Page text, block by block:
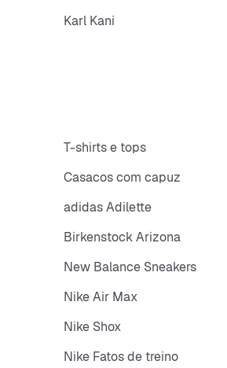
Karl Kani
T-shirts e tops
Casacos com capuz
adidas Adilette
Birkenstock Arizona
New Balance Sneakers
Nike Air Max
Nike Shox
Nike Fatos de treino